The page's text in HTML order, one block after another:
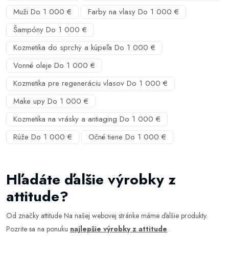
Muži Do 1 000 €
Farby na vlasy Do 1 000 €
Šampóny Do 1 000 €
Kozmetika do sprchy a kúpeľa Do 1 000 €
Vonné oleje Do 1 000 €
Kozmetika pre regeneráciu vlasov Do 1 000 €
Make upy Do 1 000 €
Kozmetika na vrásky a antiaging Do 1 000 €
Rúže Do 1 000 €
Očné tiene Do 1 000 €
Hľadáte ďalšie výrobky z
attitude?
Od značky attitude Na našej webovej stránke máme ďalšie produkty.
Pozrite sa na ponuku najlepšie výrobky z attitude.